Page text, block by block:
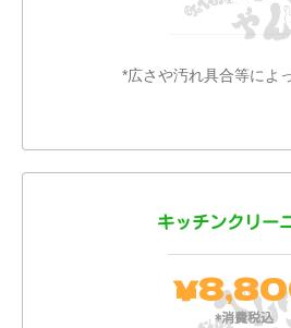
*広さや汚れ具合等によ
キッチンクリー
￥
*消費税込